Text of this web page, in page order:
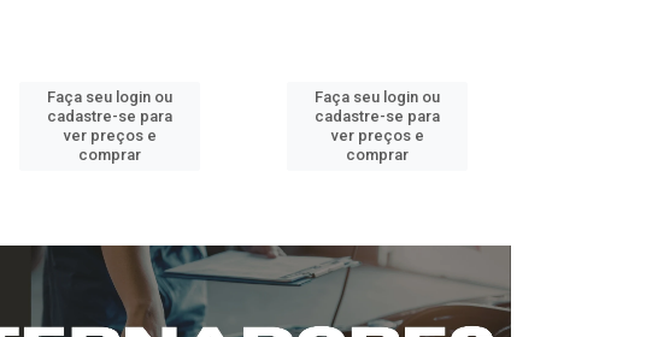
Faça seu login ou
cadastre-se para
ver preços e
comprar
Faça seu login ou
cadastre-se para
ver preços e
comprar